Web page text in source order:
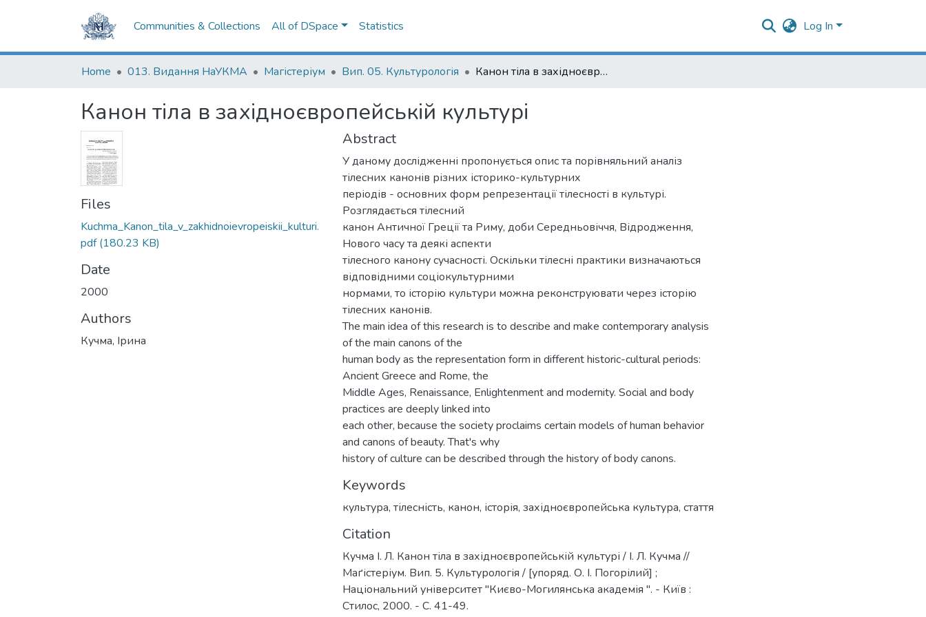
Communities & Collections All of DSpace Statistics Log In
Home 013. Видання НаУКМА Магістеріум Вип. 05. Культурологія Канон тіла в західноєвропейській культурі
Канон тіла в західноєвропейській культурі
Files
Kuchma_Kanon_tila_v_zakhidnoievropeiskii_kulturi.
pdf(180.23 KB)
Date
2000
Authors
Кучма, Ірина
Abstract
У даному дослідженні пропонується опис та порівняльний аналіз
тілесних канонів різних історико-культурних
періодів - основних форм репрезентації тілесності в культурі.
Розглядається тілесний
канон Античної Греції та Риму, доби Середньовіччя, Відродження,
Нового часу та деякі аспекти
тілесного канону сучасності. Оскільки тілесні практики визначаються
відповідними соціокультурними
нормами, то історію культури можна реконструювати через історію
тілесних канонів.
The main idea of this research is to describe and make contemporary analysis
of the main canons of the
human body as the representation form in different historic-cultural periods:
Ancient Greece and Rome, the
Middle Ages, Renaissance, Enlightenment and modernity. Social and body
practices are deeply linked into
each other, because the society proclaims certain models of human behavior
and canons of beauty. That's why
history of culture can be described through the history of body canons.
Keywords
культура, тілесність, канон, історія, західноєвропейська культура, стаття
Citation
Кучма І. Л. Канон тіла в західноєвропейській культурі / І. Л. Кучма //
Маґістеріум. Вип. 5. Культурологія / [упоряд. О. І. Погорілий] ;
Національний університет "Києво-Могилянська академія ". - Київ :
Стилос, 2000. - С. 41-49.